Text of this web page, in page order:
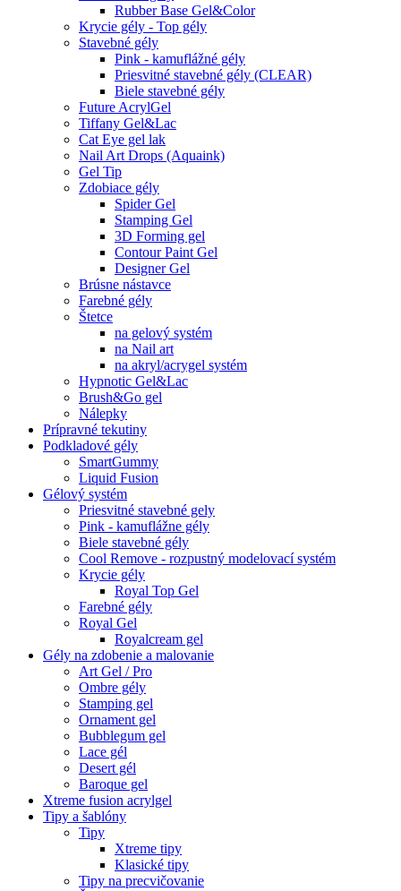
Rubber Base Gel&Color
Krycie gély - Top gély
Stavebné gély
Pink - kamuflážné gély
Priesvitné stavebné gély (CLEAR)
Biele stavebné gély
Future AcrylGel
Tiffany Gel&Lac
Cat Eye gel lak
Nail Art Drops (Aquaink)
Gel Tip
Zdobiace gély
Spider Gel
Stamping Gel
3D Forming gel
Contour Paint Gel
Designer Gel
Brúsne nástavce
Farebné gély
Štetce
na gelový systém
na Nail art
na akryl/acrygel systém
Hypnotic Gel&Lac
Brush&Go gel
Nálepky
Prípravné tekutiny
Podkladové gély
SmartGummy
Liquid Fusion
Gélový systém
Priesvitné stavebné gely
Pink - kamuflážne gély
Biele stavebné gély
Cool Remove - rozpustný modelovací systém
Krycie gély
Royal Top Gel
Farebné gély
Royal Gel
Royalcream gel
Gély na zdobenie a malovanie
Art Gel / Pro
Ombre gély
Stamping gel
Ornament gel
Bubblegum gel
Lace gél
Desert gél
Baroque gel
Xtreme fusion acrylgel
Tipy a šablóny
Tipy
Xtreme tipy
Klasické tipy
Tipy na precvičovanie